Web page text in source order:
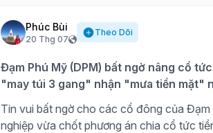
Phúc Bùi
20 Thg 07
Theo Dõi
Đạm Phú Mỹ (DPM) bất ngờ nâng cổ
"may túi 3 gang" nhận "mưa tiền mặt"
Tin vui bất ngờ cho các cổ đông của
nghiệp vừa chốt phương án chia cổ tức